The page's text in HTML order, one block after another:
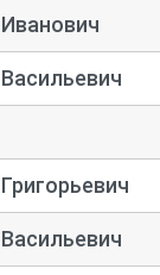
Иванович
Васильевич
Григорьевич
Васильевич